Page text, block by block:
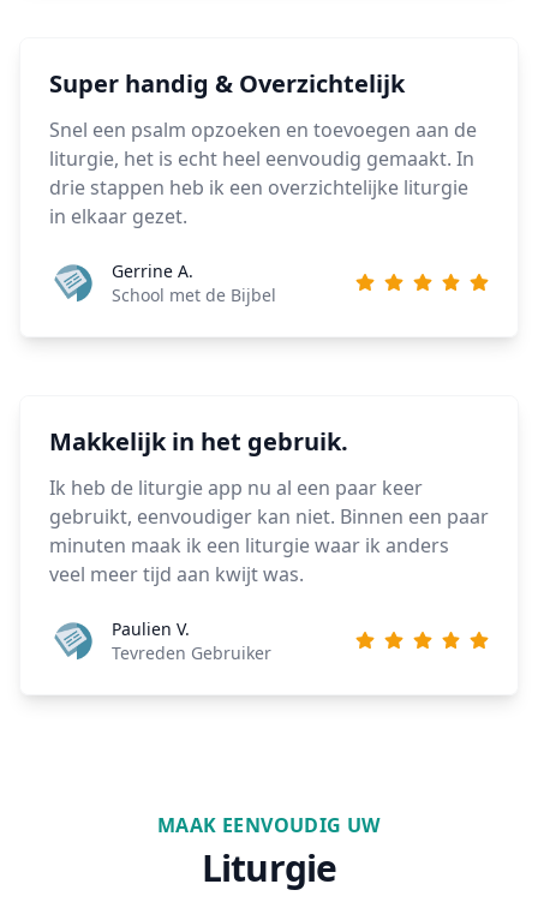
Super handig & Overzichtelijk
Snel een psalm opzoeken en toevoegen aan de
liturgie, het is echt heel eenvoudig gemaakt. In
drie stappen heb ik een overzichtelijke liturgie
in elkaar gezet.
Gerrine A.
School met de Bijbel
Makkelijk in het gebruik.
Ik heb de liturgie app nu al een paar keer
gebruikt, eenvoudiger kan niet. Binnen een paar
minuten maak ik een liturgie waar ik anders
veel meer tijd aan kwijt was.
Paulien V.
Tevreden Gebruiker
MAAK EENVOUDIG UW
Liturgie